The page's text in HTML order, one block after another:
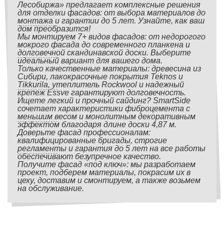
Лесобиржа» предлагает комплексные решения
для отделки фасадов: от выбора материалов до
монтажа и гарантии до 5 лет. Узнайте, как ваш
дом преобразится!
Мы монтируем 7+ видов фасадов: от недорогого
мокрого фасада до современного планкена и
долговечной скандинавской доски. Выберите
идеальный вариант для вашего дома.
Только качественные материалы: древесина из
Сибири, лакокрасочные покрытия Teknos и
Tikkurila, утеплитель Rockwool и надежный
крепеж Essve гарантируют долговечность.
Ищете легкий и прочный сайдинг? SmartSide
сочетает характеристики фиброцемента с
меньшим весом и монолитным декоративным
эффектом благодаря длине доски 4,87 м.
Доверьте фасад профессионалам:
квалифицированные бригады, строгие
регламенты и гарантия до 5 лет на все работы
обеспечивают безупречное качество.
Получите фасад «под ключ»: мы разработаем
проект, подберем материалы, покрасим их в
цеху, доставим и смонтируем, а также возьмем
на обслуживание.